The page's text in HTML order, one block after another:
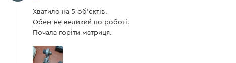
Хватило на 5 об'єктів.
Обем не великий по роботі.
Почала горіти матриця.